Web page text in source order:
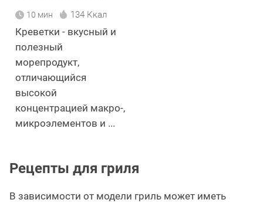
10 мин 134 Ккал
Креветки - вкусный и
полезный
морепродукт,
отличающийся
высокой
концентрацией макро-,
микроэлементов и ...
Рецепты для гриля
В зависимости от модели гриль может иметь